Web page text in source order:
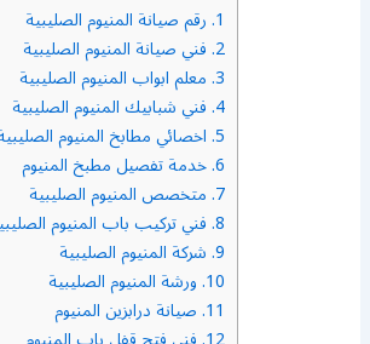
1. رقم صيانة المنيوم الصليبية
2. فني صيانة المنيوم الصليبية
3. معلم ابواب المنيوم الصليبية
4. فني شبابيك المنيوم الصليبية
5. اخصائي مطابخ المنيوم
6. خدمة تفصيل مطبخ المنيوم
7. متخصص المنيوم الصليبية
8. فني تركيب باب المنيوم
9. شركة المنيوم الصليبية
10. ورشة المنيوم الصليبية
11. صيانة درابزين المنيوم